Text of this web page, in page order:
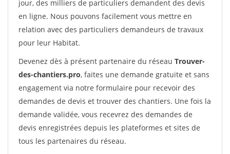
jour, des milliers de particuliers demandent des devis
en ligne. Nous pouvons facilement vous mettre en
relation avec des particuliers demandeurs de travaux
pour leur Habitat.
Devenez dès à présent partenaire du réseau Trouver-
des-chantiers.pro, faites une demande gratuite et sans
engagement via notre formulaire pour recevoir des
demandes de devis et trouver des chantiers. Une fois la
demande validée, vous recevrez des demandes de
devis enregistrées depuis les plateformes et sites de
tous les partenaires du réseau.